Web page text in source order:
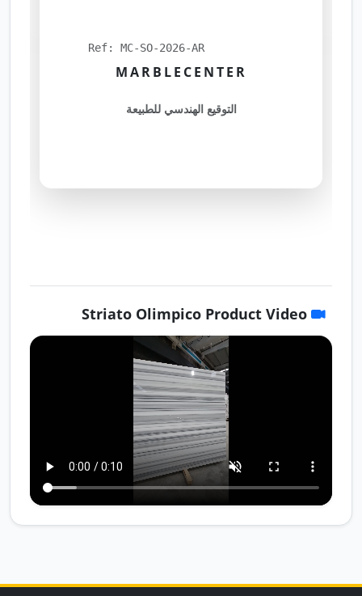
Ref: MC-SO-2026-AR
MARBLECENTER
التوقيع الهندسي للطبيعة